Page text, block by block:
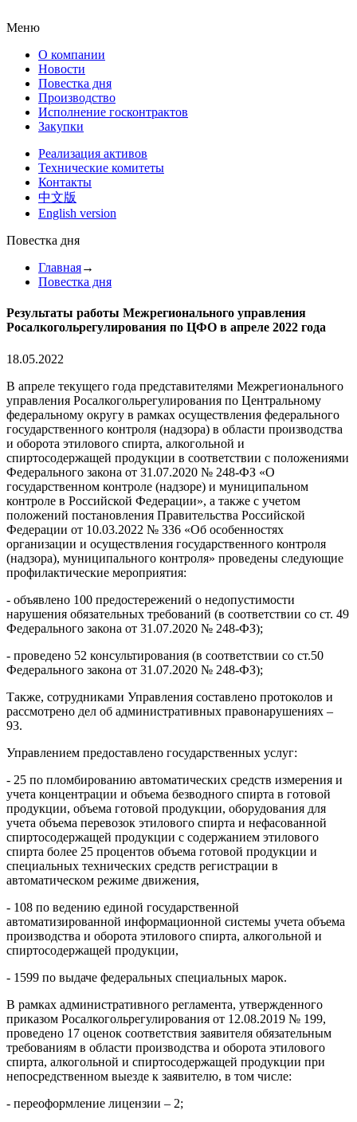
Меню
О компании
Новости
Повестка дня
Производство
Исполнение госконтрактов
Закупки
Реализация активов
Технические комитеты
Контакты
中文版
English version
Повестка дня
Главная→
Повестка дня
Результаты работы Межрегионального управления
Росалкогольрегулирования по ЦФО в апреле 2022 года
18.05.2022
В апреле текущего года представителями Межрегионального
управления Росалкогольрегулирования по Центральному
федеральному округу в рамках осуществления федерального
государственного контроля (надзора) в области производства
и оборота этилового спирта, алкогольной и
спиртосодержащей продукции в соответствии с положениями
Федерального закона от 31.07.2020 № 248-ФЗ «О
государственном контроле (надзоре) и муниципальном
контроле в Российской Федерации», а также с учетом
положений постановления Правительства Российской
Федерации от 10.03.2022 № 336 «Об особенностях
организации и осуществления государственного контроля
(надзора), муниципального контроля» проведены следующие
профилактические мероприятия:
- объявлено 100 предостережений о недопустимости
нарушения обязательных требований (в соответствии со ст. 49
Федерального закона от 31.07.2020 № 248-ФЗ);
- проведено 52 консультирования (в соответствии со ст.50
Федерального закона от 31.07.2020 № 248-ФЗ);
Также, сотрудниками Управления составлено протоколов и
рассмотрено дел об административных правонарушениях –
93.
Управлением предоставлено государственных услуг:
- 25 по пломбированию автоматических средств измерения и
учета концентрации и объема безводного спирта в готовой
продукции, объема готовой продукции, оборудования для
учета объема перевозок этилового спирта и нефасованной
спиртосодержащей продукции с содержанием этилового
спирта более 25 процентов объема готовой продукции и
специальных технических средств регистрации в
автоматическом режиме движения,
- 108 по ведению единой государственной
автоматизированной информационной системы учета объема
производства и оборота этилового спирта, алкогольной и
спиртосодержащей продукции,
- 1599 по выдаче федеральных специальных марок.
В рамках административного регламента, утвержденного
приказом Росалкогольрегулирования от 12.08.2019 № 199,
проведено 17 оценок соответствия заявителя обязательным
требованиям в области производства и оборота этилового
спирта, алкогольной и спиртосодержащей продукции при
непосредственном выезде к заявителю, в том числе:
- переоформление лицензии – 2;